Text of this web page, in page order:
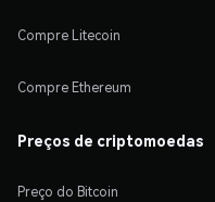
Compre Litecoin
Compre Ethereum
Preços de criptomoedas
Preço do Bitcoin